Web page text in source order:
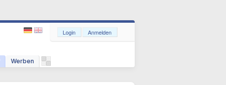
Werben
Login Anmelden